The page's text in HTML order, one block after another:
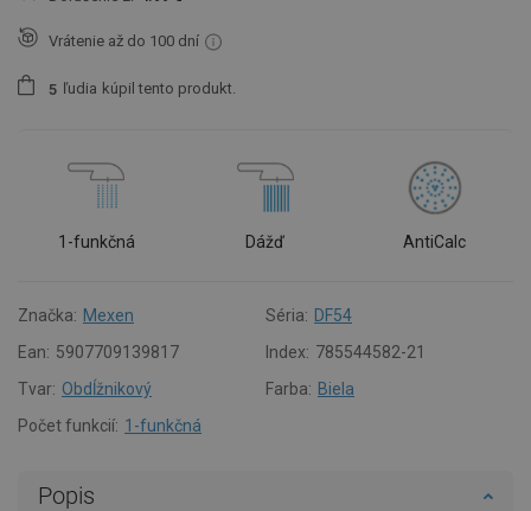
Vrátenie až do 100 dní
5 ľudia kúpil tento produkt.
1-funkčná Dážď AntiCalc
Značka: Mexen Séria: DF54
Ean: 5907709139817 Index: 785544582-21
Tvar: Obdĺžnikový Farba: Biela
Počet funkcií: 1-funkčná
Popis